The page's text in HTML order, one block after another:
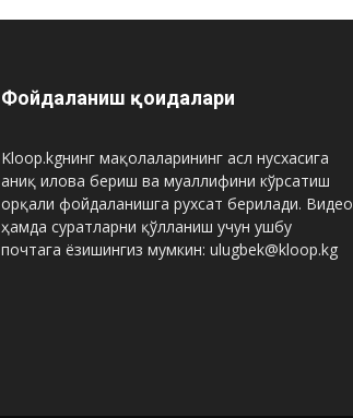
Фойдаланиш қоидалари
Kloop.kgнинг мақолаларининг асл нусхасига
аниқ илова бериш ва муаллифини кўрсатиш
орқали фойдаланишга рухсат берилади. Видео
ҳамда суратларни қўлланиш учун ушбу
почтага ёзишингиз мумкин: ulugbek@kloop.kg